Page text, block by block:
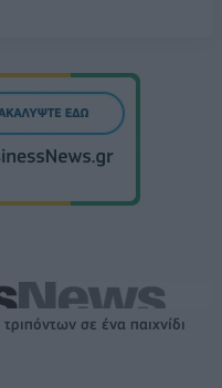
σε ένα παιχνίδι